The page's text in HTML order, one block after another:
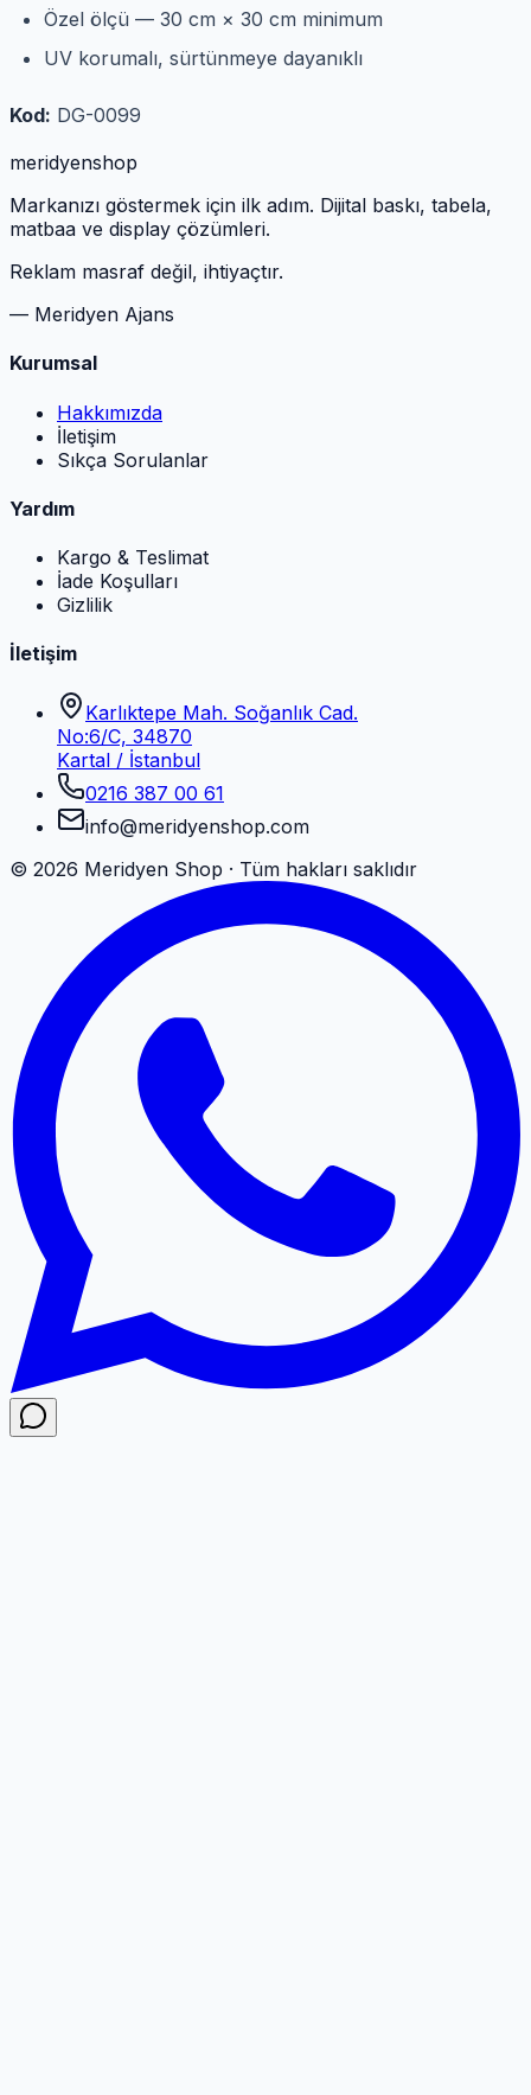
Özel ölçü — 30 cm × 30 cm minimum
UV korumalı, sürtünmeye dayanıklı
Kod: DG-0099
meridyenshop
Markanızı göstermek için ilk adım. Dijital baskı, tabela,
matbaa ve display çözümleri.
Reklam masraf değil, ihtiyaçtır.
— Meridyen Ajans
Kurumsal
Hakkımızda
İletişim
Sıkça Sorulanlar
Yardım
Kargo & Teslimat
İade Koşulları
Gizlilik
İletişim
Karlıktepe Mah. Soğanlık Cad.
No:6/C, 34870
Kartal / İstanbul
0216 387 00 61
info@meridyenshop.com
© 2026 Meridyen Shop · Tüm hakları saklıdır